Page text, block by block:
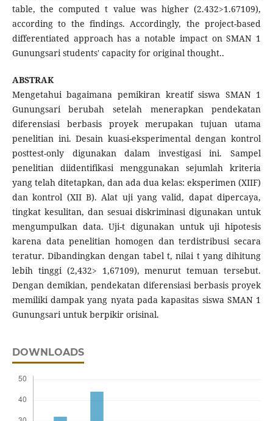
table, the computed t value was higher (2.432>1.67109),
according to the findings. Accordingly, the project-based
differentiated approach has a notable impact on SMAN 1
Gunungsari students' capacity for original thought..
ABSTRAK
Mengetahui bagaimana pemikiran kreatif siswa SMAN 1
Gunungsari berubah setelah menerapkan pendekatan
diferensiasi berbasis proyek merupakan tujuan utama
penelitian ini. Desain kuasi-eksperimental dengan kontrol
posttest-only digunakan dalam investigasi ini. Sampel
penelitian diidentifikasi menggunakan sejumlah kriteria
yang telah ditetapkan, dan ada dua kelas: eksperimen (XIIF)
dan kontrol (XII B). Alat uji yang valid, dapat dipercaya,
tingkat kesulitan, dan sesuai diskriminasi digunakan untuk
mengumpulkan data. Uji-t digunakan untuk uji hipotesis
karena data penelitian homogen dan terdistribusi secara
teratur. Dibandingkan dengan tabel t, nilai t yang dihitung
lebih tinggi (2,432> 1,67109), menurut temuan tersebut.
Dengan demikian, pendekatan diferensiasi berbasis proyek
memiliki dampak yang nyata pada kapasitas siswa SMAN 1
Gunungsari untuk berpikir orisinal.
DOWNLOADS